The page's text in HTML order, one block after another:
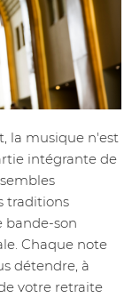
la musique n'est
intégrante de
traditions
bande-son
Chaque note
détendre, à
votre retraite